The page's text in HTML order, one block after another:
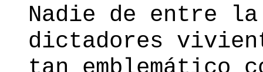
Nadie de entre la
dictadores